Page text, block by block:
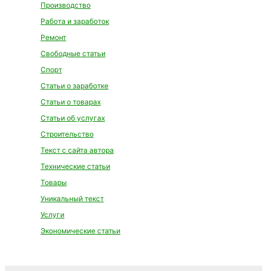
Производство
Работа и заработок
Ремонт
Свободные статьи
Спорт
Статьи о заработке
Статьи о товарах
Статьи об услугах
Строительство
Текст с сайта автора
Технические статьи
Товары
Уникальный текст
Услуги
Экономические статьи